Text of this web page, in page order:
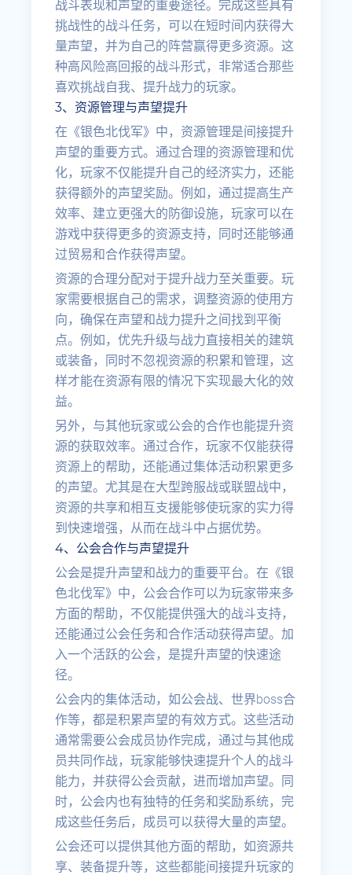
战斗表现和声望的重要途径。完成这些具有
挑战性的战斗任务，可以在短时间内获得大
量声望，并为自己的阵营赢得更多资源。这
种高风险高回报的战斗形式，非常适合那些
喜欢挑战自我、提升战力的玩家。
3、资源管理与声望提升
在《银色北伐军》中，资源管理是间接提升
声望的重要方式。通过合理的资源管理和优
化，玩家不仅能提升自己的经济实力，还能
获得额外的声望奖励。例如，通过提高生产
效率、建立更强大的防御设施，玩家可以在
游戏中获得更多的资源支持，同时还能够通
过贸易和合作获得声望。
资源的合理分配对于提升战力至关重要。玩
家需要根据自己的需求，调整资源的使用方
向，确保在声望和战力提升之间找到平衡
点。例如，优先升级与战力直接相关的建筑
或装备，同时不忽视资源的积累和管理，这
样才能在资源有限的情况下实现最大化的效
益。
另外，与其他玩家或公会的合作也能提升资
源的获取效率。通过合作，玩家不仅能获得
资源上的帮助，还能通过集体活动积累更多
的声望。尤其是在大型跨服战或联盟战中，
资源的共享和相互支援能够使玩家的实力得
到快速增强，从而在战斗中占据优势。
4、公会合作与声望提升
公会是提升声望和战力的重要平台。在《银
色北伐军》中，公会合作可以为玩家带来多
方面的帮助，不仅能提供强大的战斗支持，
还能通过公会任务和合作活动获得声望。加
入一个活跃的公会，是提升声望的快速途
径。
公会内的集体活动，如公会战、世界boss合
作等，都是积累声望的有效方式。这些活动
通常需要公会成员协作完成，通过与其他成
员共同作战，玩家能够快速提升个人的战斗
能力，并获得公会贡献，进而增加声望。同
时，公会内也有独特的任务和奖励系统，完
成这些任务后，成员可以获得大量的声望。
公会还可以提供其他方面的帮助，如资源共
享、装备提升等，这些都能间接提升玩家的